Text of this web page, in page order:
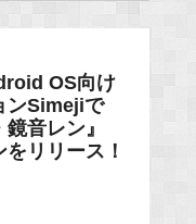
OS向け
ンSimejiで
音レン』
リリース！